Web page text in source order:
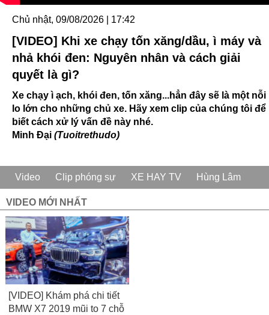
Chủ nhật, 09/08/2026 | 17:42
[VIDEO] Khi xe chạy tốn xăng/dầu, ì máy và
nhả khói đen: Nguyên nhân và cách giải
quyết là gì?
Xe chạy ì ạch, khói đen, tốn xăng...hẳn đây sẽ là một nỗi
lo lớn cho những chủ xe. Hãy xem clip của chúng tôi để
biết cách xử lý vấn đề này nhé.
Minh Đại (Tuoitrethudo)
Video Clip phóng sự XE HAY TV Hùng Lâm
VIDEO MỚI NHẤT
[VIDEO] Khám phá chi tiết
BMW X7 2019 mũi to 7 chỗ